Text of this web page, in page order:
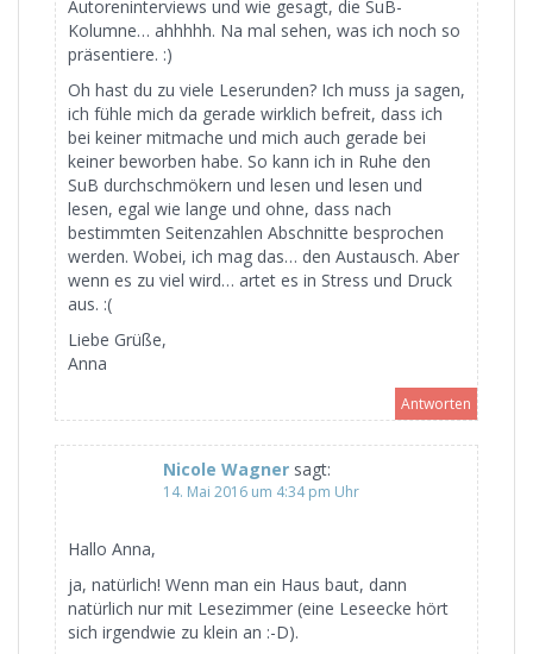
Autoreninterviews und wie gesagt, die SuB-
Kolumne… ahhhhh. Na mal sehen, was ich noch so
präsentiere. :)
Oh hast du zu viele Leserunden? Ich muss ja sagen,
ich fühle mich da gerade wirklich befreit, dass ich
bei keiner mitmache und mich auch gerade bei
keiner beworben habe. So kann ich in Ruhe den
SuB durchschmökern und lesen und lesen und
lesen, egal wie lange und ohne, dass nach
bestimmten Seitenzahlen Abschnitte besprochen
werden. Wobei, ich mag das… den Austausch. Aber
wenn es zu viel wird… artet es in Stress und Druck
aus. :(
Liebe Grüße,
Anna
Antworten
Nicole Wagner sagt:
14. Mai 2016 um 4:34 pm Uhr
Hallo Anna,
ja, natürlich! Wenn man ein Haus baut, dann
natürlich nur mit Lesezimmer (eine Leseecke hört
sich irgendwie zu klein an :-D).